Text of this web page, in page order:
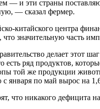
— и эти страны
— сказал фермер.
китайского центра
что значительную часть
делает этот
есть ряд продуктов,
той же продукции
января по май вырос на
что никакого дефицита